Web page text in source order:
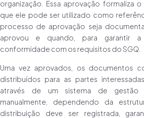
organização. Essa aprovação formaliza
que ele pode ser utilizado como
processo de aprovação seja
aprovou e quando, para garantir
conformidade com os requisitos do SGQ.
Uma vez aprovados, os documentos
distribuídos para as partes
através de um sistema de gestão
manualmente, dependendo da
distribuição deve ser registrada,